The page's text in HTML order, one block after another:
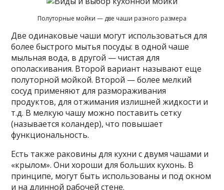
Полуторные мойки — две чаши разного размера
Две одинаковые чаши могут использоваться для
более быстрого мытья посуды: в одной чаше
мыльная вода, в другой — чистая для
ополаскивания. Второй вариант называют еще
полуторной мойкой. Второй — более мелкий
сосуд применяют для размораживания
продуктов, для отжимания излишней жидкости и
т.д. В мелкую чашу можно поставить сетку
(называется коландер), что повышает
функциональность.
Есть также раковины для кухни с двумя чашами и
«крылом». Они хороши для больших кухонь. В
принципе, могут быть использованы и под окном
и на длинной рабочей стене.